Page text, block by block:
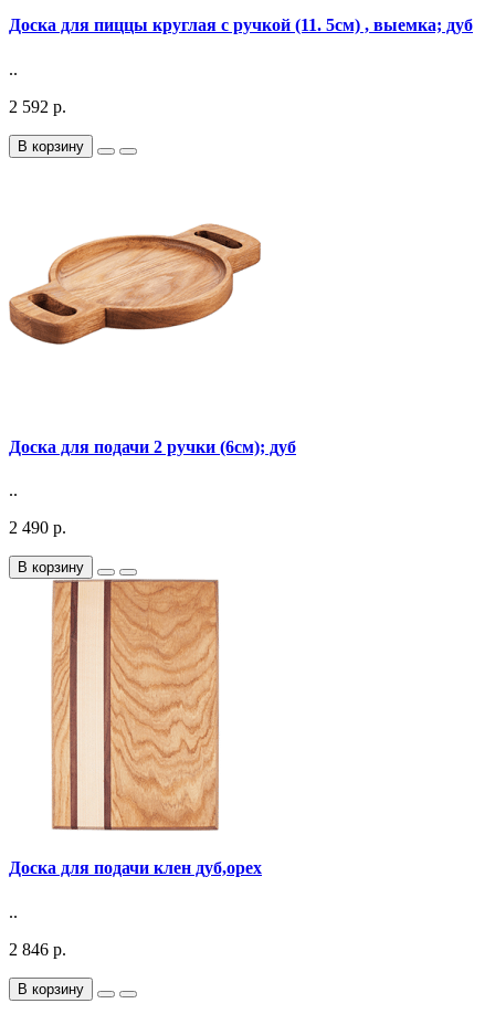
Доска для пиццы круглая с ручкой (11. 5см) , выемка; дуб
..
2 592 р.
В корзину
Доска для подачи 2 ручки (6см); дуб
..
2 490 р.
В корзину
Доска для подачи клен дуб,орех
..
2 846 р.
В корзину